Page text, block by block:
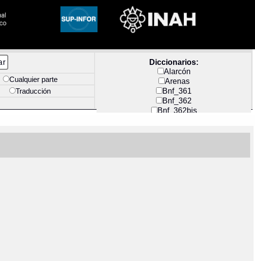
Diccionarios:
Alarcón
Arenas
Bnf_361
Bnf_362
Bnf_362bis
Docs_México
Cualquier parte
Traducción